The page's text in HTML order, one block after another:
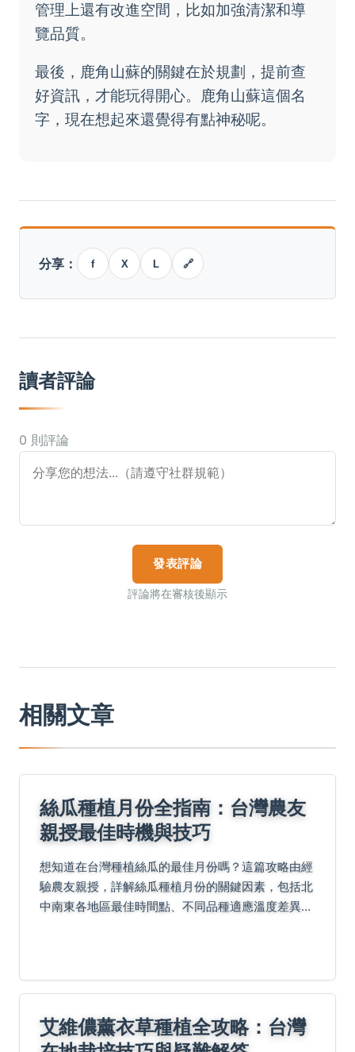
管理上還有改進空間，比如加強清潔和導
覽品質。
最後，鹿角山蘇的關鍵在於規劃，提前查
好資訊，才能玩得開心。鹿角山蘇這個名
字，現在想起來還覺得有點神秘呢。
分享： f X L 🔗
讀者評論
0 則評論
發表評論
評論將在審核後顯示
相關文章
絲瓜種植月份全指南：台灣農友
親授最佳時機與技巧
想知道在台灣種植絲瓜的最佳月份嗎？這篇攻略由經
驗農友親授，詳解絲瓜種植月份的關鍵因素，包括北
中南東各地區最佳時間點、不同品種適應溫度差異，
艾維儂薰衣草種植全攻略：台灣